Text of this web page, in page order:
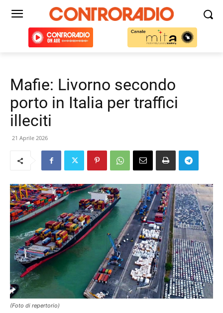
Mafie: Livorno secondo
porto in Italia per traffici
illeciti
21 Aprile 2026
(Foto di repertorio)